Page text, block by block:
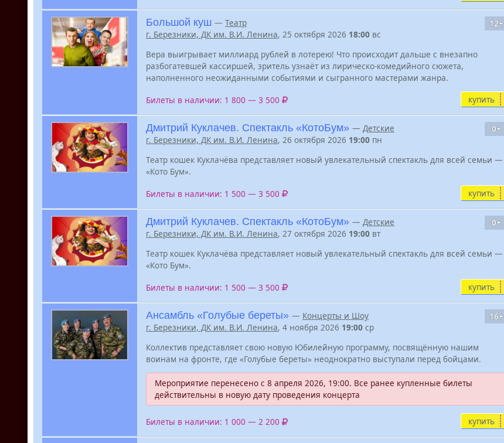
12+
Большой куш — Театр
г. Березники, ДК им. В.И. Ленина, 25 октября 2026 18:00 вс
Вера выигрывает миллиард рублей в лотерею! Что происходит дальше с внезапно
разбогатевшей кассиршей, зритель узнаёт из лирическо-комедийного сюжета,
наполненного неожиданными событиями и сыгранного мастерами жанра.
Билеты в наличии: 1 800 — 3 500 купить
0+
Дмитрий Куклачев. Спектакль «КотоБум» — Детские
г. Березники, ДК им. В.И. Ленина, 26 октября 2026 19:00 пн
Театр кошек Куклачёва представляет новый увлекательный спектакль для всей семьи —
«Кото Бум».
Билеты в наличии: 1 500 — 3 500 купить
0+
Дмитрий Куклачев. Спектакль «КотоБум» — Детские
г. Березники, ДК им. В.И. Ленина, 27 октября 2026 19:00 вт
Театр кошек Куклачёва представляет новый увлекательный спектакль для всей семьи —
«Кото Бум».
Билеты в наличии: 1 500 — 3 500 купить
16+
Ансамбль «Голубые береты» — Концерты и Шоу
г. Березники, ДК им. В.И. Ленина, 4 ноября 2026 19:00 ср
Коллектив представляет свою новую Юбилейную программу, посвящённую нашим
воинам на фронте, где «Голубые береты» неоднократно выступали перед бойцами.
Мероприятие перенесено с 8 апреля 2026, 19:00. Все ранее купленные билеты
действительны в новую дату проведения концерта
Билеты в наличии: 1 000 — 2 200 купить